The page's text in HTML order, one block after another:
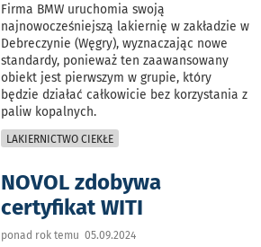
Firma BMW uruchomia swoją
najnowocześniejszą lakiernię w zakładzie w
Debreczynie (Węgry), wyznaczając nowe
standardy, ponieważ ten zaawansowany
obiekt jest pierwszym w grupie, który
będzie działać całkowicie bez korzystania z
paliw kopalnych.
LAKIERNICTWO CIEKŁE
NOVOL zdobywa
certyfikat WITI
ponad rok temu 05.09.2024